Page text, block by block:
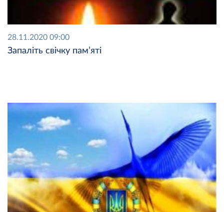
28.11.2020 09:00
Запаліть свічку пам’яті